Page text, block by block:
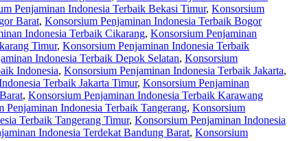
Penjaminan Indonesia Terbaik Bekasi Timur, Konsorsium
Barat, Konsorsium Penjaminan Indonesia Terbaik Bogor
Indonesia Terbaik Cikarang, Konsorsium Penjaminan
Timur, Konsorsium Penjaminan Indonesia Terbaik
Indonesia Terbaik Depok Selatan, Konsorsium
Indonesia, Konsorsium Penjaminan Indonesia Terbaik Jakarta,
Terbaik Jakarta Timur, Konsorsium Penjaminan
, Konsorsium Penjaminan Indonesia Terbaik Karawang
Penjaminan Indonesia Terbaik Tangerang, Konsorsium
Terbaik Tangerang Timur, Konsorsium Penjaminan Indonesia
Indonesia Terdekat Bandung Barat, Konsorsium